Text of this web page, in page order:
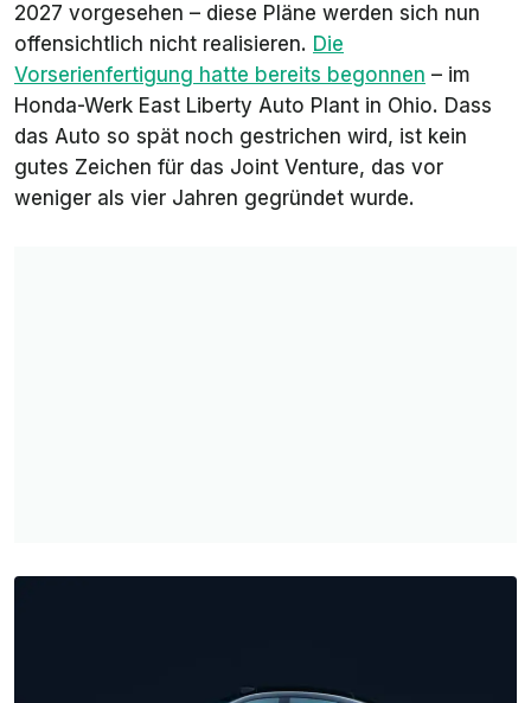
2027 vorgesehen – diese Pläne werden sich nun
offensichtlich nicht realisieren. Die
Vorserienfertigung hatte bereits begonnen – im
Honda-Werk East Liberty Auto Plant in Ohio. Dass
das Auto so spät noch gestrichen wird, ist kein
gutes Zeichen für das Joint Venture, das vor
weniger als vier Jahren gegründet wurde.